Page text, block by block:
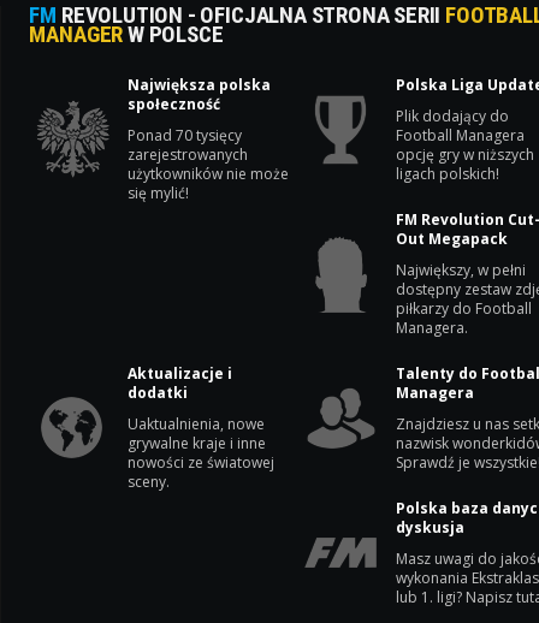
FM REVOLUTION - OFICJALNA STRONA SERII
MANAGERW POLSCE
Największa polska
społeczność
Ponad 70 tysięcy
zarejestrowanych
użytkowników nie może
się mylić!
Polska Liga
Plik dodający do
Football Managera
opcję gry w niższych
ligach polskich!
FM Revolution
Out Megapack
Największy, w pełni
dostępny zestaw
piłkarzy do Football
Managera.
Aktualizacje i
dodatki
Uaktualnienia, nowe
grywalne kraje i inne
nowości ze światowej
sceny.
Talenty do
Managera
Znajdziesz u nas
nazwisk
Sprawdź je
Polska baza
dyskusja
Masz uwagi do
wykonania
lub 1. ligi? Napisz